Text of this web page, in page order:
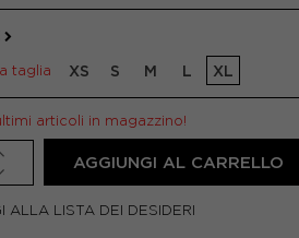
taglia XS S M L XL
articoli in magazzino!
AGGIUNGI AL CARRELLO
ALLA LISTA DEI DESIDERI